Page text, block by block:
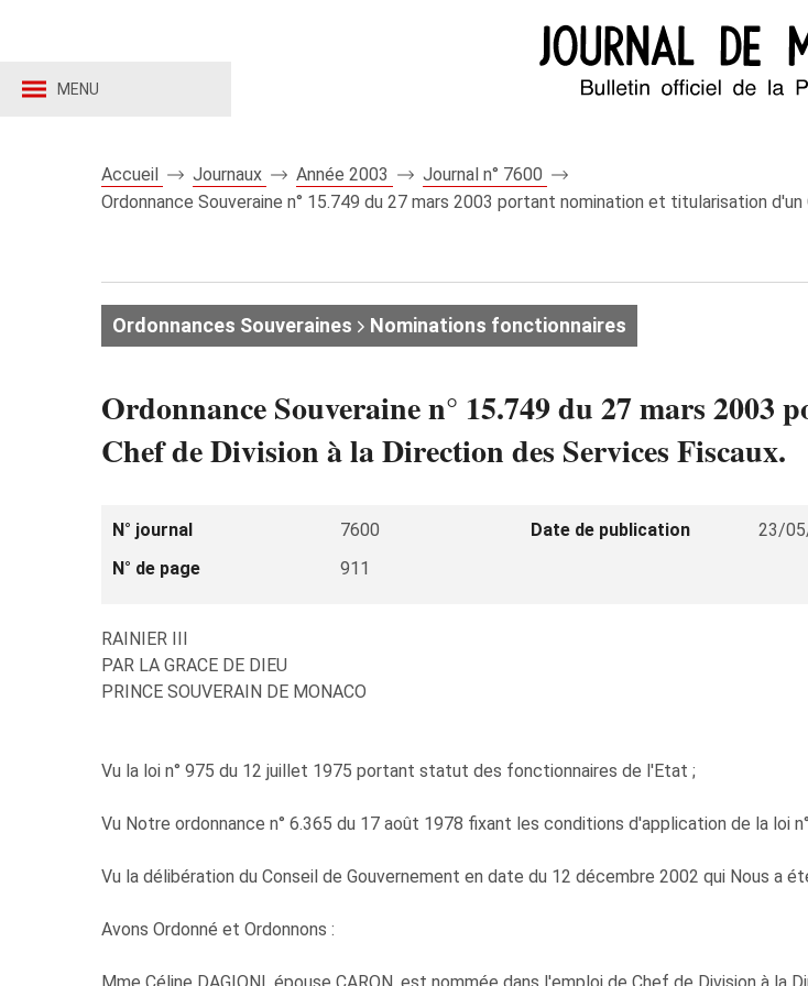
MENU
Accueil Journaux Année 2003
Journal n° 7600
Ordonnance Souveraine n° 15.749 du 27 mars 2003 portant nomination et titularisation
Ordonnances Souveraines Nominations fonctionnaires
Ordonnance Souveraine n° 15.749 du 27 mars
Chef de Division à la Direction des Services Fiscaux.
N° journal 7600 Date de publication 23/
N° de page
911
RAINIER III
PAR LA GRACE DE DIEU
PRINCE SOUVERAIN DE MONACO
Vu la loi n° 975 du 12 juillet 1975 portant statut des fonctionnaires de l'Etat ;
Vu Notre ordonnance n° 6.365 du 17 août 1978 fixant les conditions d'application de la loi
Vu la délibération du Conseil de Gouvernement en date du 12 décembre 2002 qui Nous a
Avons Ordonné et Ordonnons :